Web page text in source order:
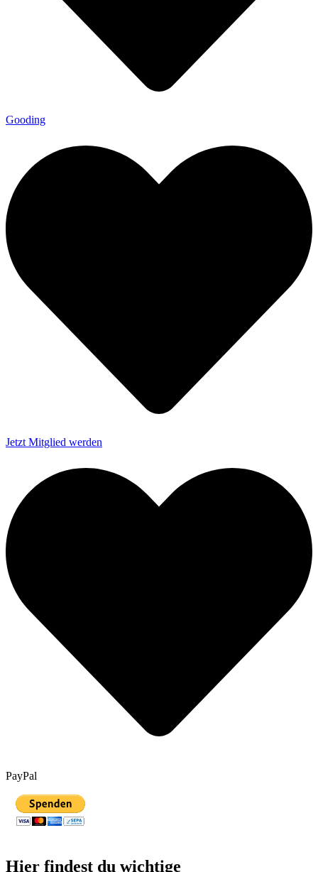
Gooding
Jetzt Mitglied werden
PayPal
Hier findest du wichtige